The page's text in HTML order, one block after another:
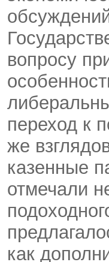
вопросу
переход к
же
казенные
отмечали
как